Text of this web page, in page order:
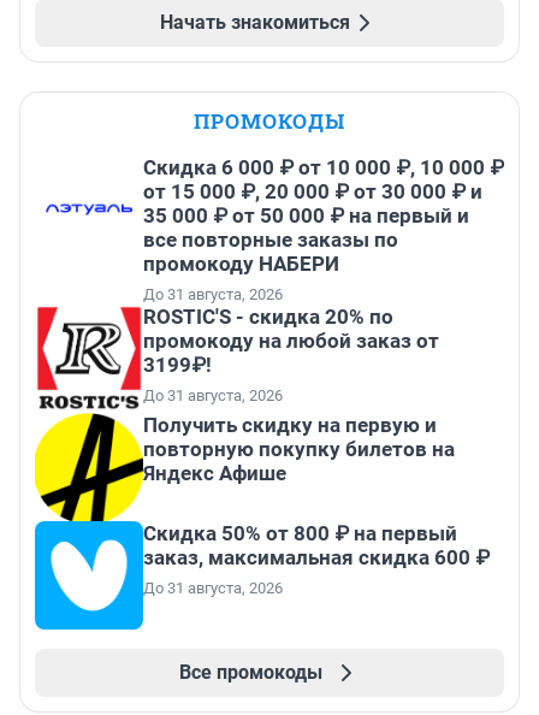
Начать знакомиться
ПРОМОКОДЫ
Скидка 6 000 ₽ от 10 000 ₽, 10 000 ₽
от 15 000 ₽, 20 000 ₽ от 30 000 ₽ и
35 000 ₽ от 50 000 ₽ на первый и
все повторные заказы по
промокоду НАБЕРИ
До 31 августа, 2026
ROSTIC'S - скидка 20% по
промокоду на любой заказ от
3199₽!
До 31 августа, 2026
Получить скидку на первую и
повторную покупку билетов на
Яндекс Афише
Скидка 50% от 800 ₽ на первый
заказ, максимальная скидка 600 ₽
До 31 августа, 2026
Все промокоды